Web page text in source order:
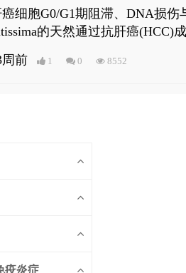
细胞G0/G1期阻滞、DNA损伤
的天然通过抗肝癌(HCC)
Receptor (AR-FL)和组成型活
周前 1 0 8552
疫炎症